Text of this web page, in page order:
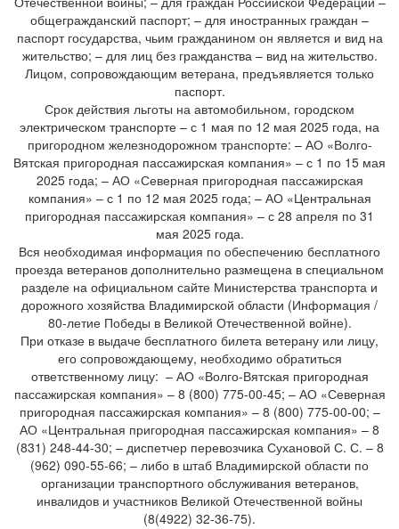
общегражданский паспорт; – для иностранных граждан –
паспорт государства, чьим гражданином он является и вид на
жительство; – для лиц без гражданства – вид на жительство.
Лицом, сопровождающим ветерана, предъявляется только
паспорт.
Срок действия льготы на автомобильном, городском
электрическом транспорте – с 1 мая по 12 мая 2025 года, на
пригородном железнодорожном транспорте: – АО «Волго-
Вятская пригородная пассажирская компания» – с 1 по 15 мая
2025 года; – АО «Северная пригородная пассажирская
компания» – с 1 по 12 мая 2025 года; – АО «Центральная
пригородная пассажирская компания» – с 28 апреля по 31
мая 2025 года.
Вся необходимая информация по обеспечению бесплатного
проезда ветеранов дополнительно размещена в специальном
разделе на официальном сайте Министерства транспорта и
дорожного хозяйства Владимирской области (Информация /
80-летие Победы в Великой Отечественной войне).
При отказе в выдаче бесплатного билета ветерану или лицу,
его сопровождающему, необходимо обратиться
ответственному лицу: – АО «Волго-Вятская пригородная
пассажирская компания» – 8 (800) 775-00-45; – АО «Северная
пригородная пассажирская компания» – 8 (800) 775-00-00; –
АО «Центральная пригородная пассажирская компания» – 8
(831) 248-44-30; – диспетчер перевозчика Сухановой С. С. – 8
(962) 090-55-66; – либо в штаб Владимирской области по
организации транспортного обслуживания ветеранов,
инвалидов и участников Великой Отечественной войны
(8(4922) 32-36-75).